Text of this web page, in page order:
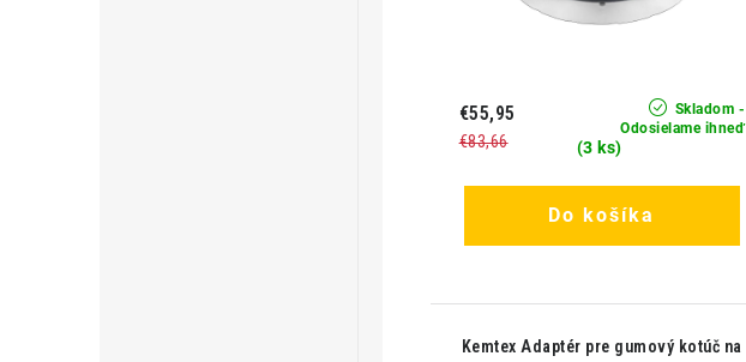
Skladom -
Odosielame ihneď
(3 ks)
€55,95
€83,66
Do košíka
Kemtex Adaptér pre gumový kotúč na